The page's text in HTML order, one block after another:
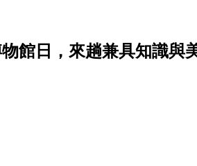
館日，來趟兼具知識與